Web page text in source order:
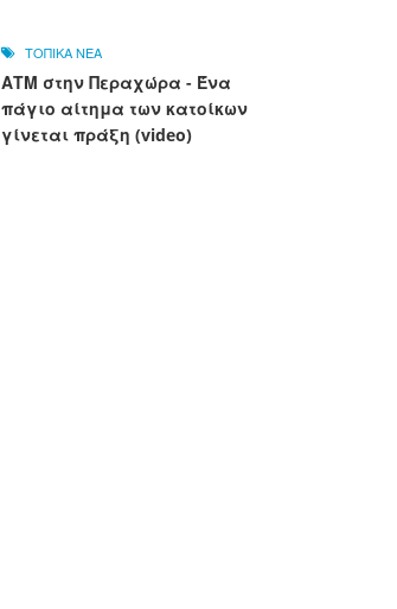
ΤΟΠΙΚΑ ΝΕΑ
ΑΤΜ στην Περαχώρα - Ένα
πάγιο αίτημα των κατοίκων
γίνεται πράξη (video)